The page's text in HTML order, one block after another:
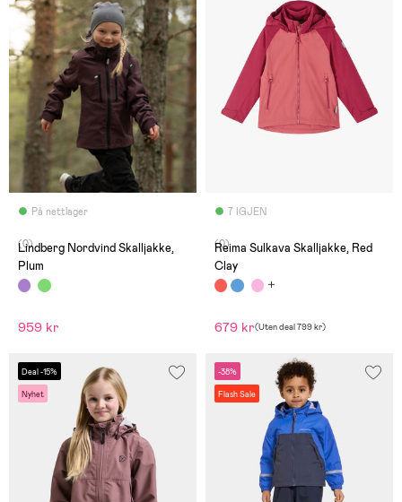
På nettlager
(0)
Lindberg Nordvind Skalljakke,
Plum
959 kr
7 IGJEN
(0)
Reima Sulkava Skalljakke, Red
Clay
679 kr(Uten deal799 kr)
Deal -15%
Nyhet
-38%
Flash Sale